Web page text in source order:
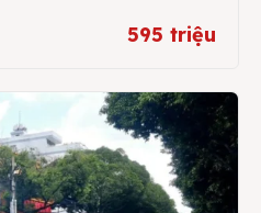
595 triệu